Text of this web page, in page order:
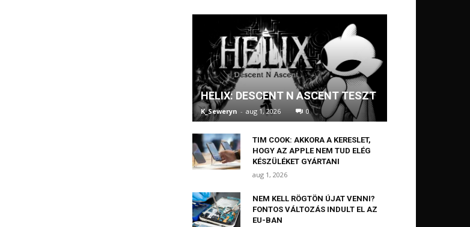
HELIX: DESCENT N ASCENT TESZT
K_Seweryn - aug 1, 2026 0
TIM COOK: AKKORA A KERESLET,
HOGY AZ APPLE NEM TUD ELÉG
KÉSZÜLÉKET GYÁRTANI
aug 1, 2026
NEM KELL RÖGTÖN ÚJAT VENNI?
FONTOS VÁLTOZÁS INDULT EL AZ
EU-BAN